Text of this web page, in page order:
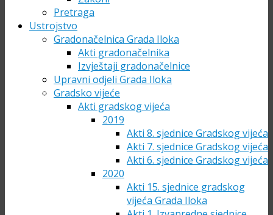
Pretraga
Ustrojstvo
Gradonačelnica Grada Iloka
Akti gradonačelnika
Izvještaji gradonačelnice
Upravni odjeli Grada Iloka
Gradsko vijeće
Akti gradskog vijeća
2019
Akti 8. sjednice Gradskog vijeća
Akti 7. sjednice Gradskog vijeća
Akti 6. sjednice Gradskog vijeća
2020
Akti 15. sjednice gradskog
vijeća Grada Iloka